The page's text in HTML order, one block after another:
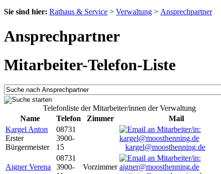
Sie sind hier: Rathaus & Service > Verwaltung > Ansprechpartner
Ansprechpartner
Mitarbeiter-Telefon-Liste
Telefonliste der Mitarbeiter/innen der Verwaltung
Name
Telefon Zimmer
Mail
Kargel Anton
Erster
Bürgermeister
08731
3900-
15
kargel@moosthenning.de
Aigner Verena
08731
3900-
Vorzimmer